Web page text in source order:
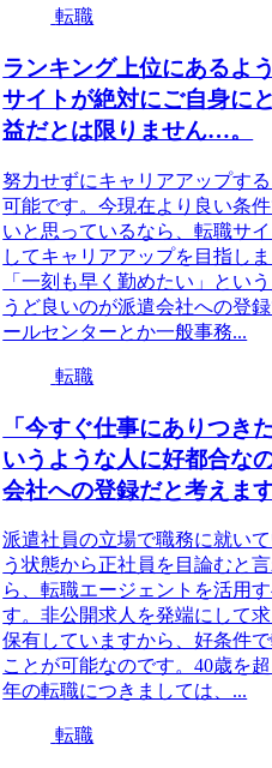
転職
ランキング上位にあるよ
サイトが絶対にご自身に
益だとは限りません…。
努力せずにキャリアアップす
可能です。今現在より良い条
いと思っているなら、転職サ
してキャリアアップを目指しま
「一刻も早く勤めたい」とい
うど良いのが派遣会社への登
ールセンターとか一般事務...
転職
「今すぐ仕事にありつき
いうような人に好都合な
会社への登録だと考えま
派遣社員の立場で職務に就い
う状態から正社員を目論むと
ら、転職エージェントを活用
す。非公開求人を発端にして
保有していますから、好条件
ことが可能なのです。40歳を
年の転職につきましては、...
転職